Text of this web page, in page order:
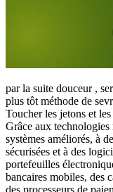
par la suite douceur ,
plus tôt méthode de
Toucher les jetons et
Grâce aux
systèmes améliorés, à
sécurisées et à des
portefeuilles
bancaires mobiles, des
des processeurs de